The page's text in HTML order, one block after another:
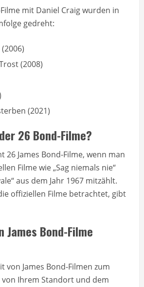
mit Daniel Craig wurden in
gedreht:
(2008)
(2021)
26 Bond-Filme?
26 James Bond-Filme, wenn man
Filme wie „Sag niemals nie“
aus dem Jahr 1967 mitzählt.
offiziellen Filme betrachtet, gibt
James Bond-Filme
von James Bond-Filmen zum
Ihrem Standort und dem